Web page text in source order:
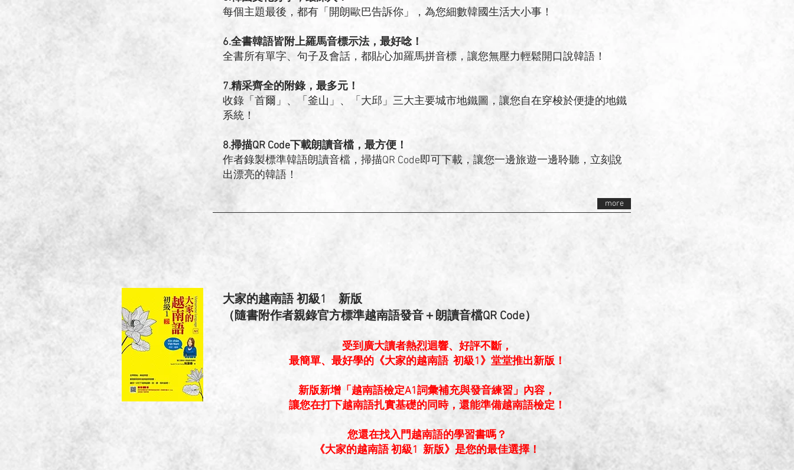
每個主題最後，都有「開朗歐巴告訴你」，為您細數韓國生活大小事！
6.全書韓語皆附上羅馬音標示法，最好唸！
全書所有單字、句子及會話，都貼心加羅馬拼音標，讓您無壓力輕鬆開口說韓語！
7.精采齊全的附錄，最多元！
收錄「首爾」、「釜山」、「大邱」三大主要城市地鐵圖，讓您自在穿梭於便捷的地鐵
系統！
8.掃描QR Code下載朗讀音檔，最方便！
作者錄製標準韓語朗讀音檔，掃描QR Code即可下載，讓您一邊旅遊一邊聆聽，立刻說
出漂亮的韓語！
more
大家的越南語 初級1 新版
（隨書附作者親錄官方標準越南語發音＋朗讀音檔QR Code）
受到廣大讀者熱烈迴響、好評不斷，
最簡單、最好學的《大家的越南語 初級1》堂堂推出新版！
新版新增「越南語檢定A1詞彙補充與發音練習」內容，
讓您在打下越南語扎實基礎的同時，還能準備越南語檢定！
您還在找入門越南語的學習書嗎？
《大家的越南語 初級1 新版》是您的最佳選擇！